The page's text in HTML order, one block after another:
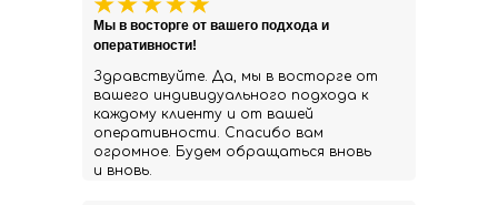
Здравствуйте. Да, мы в восторге от
вашего индивидуального подхода к
каждому клиенту и от вашей
оперативности. Спасибо вам
огромное. Будем обращаться вновь
и вновь.
Мы в восторге от вашего подхода и
оперативности!